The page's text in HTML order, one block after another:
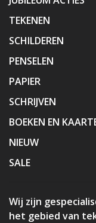
TEKENEN
SCHILDEREN
PENSELEN
PAPIER
SCHRIJVEN
BOEKEN EN
NIEUW
SALE
Wij zijn
het gebied van